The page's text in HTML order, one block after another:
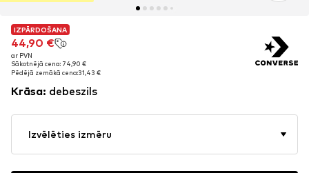
IZPĀRDOŠANA
44,90 €
ar PVN
Sākotnējā cena: 74,90 €
Pēdējā zemākā cena:31,43 €
IZPĀRDOŠANA
44,90 €
ar PVN
Sākotnējā cena: 74,90 €
Pēdējā zemākā cena:31,43 €
Krāsa: debeszils
Izvēlēties izmēru